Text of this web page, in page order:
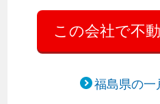
福島県の一